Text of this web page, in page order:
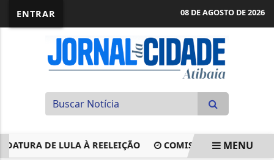
ENTRAR 08 DE AGOSTO DE 2026
DE LULA À REELEIÇÃO COMISSÃO APROVA CRIAÇÃO
MENU